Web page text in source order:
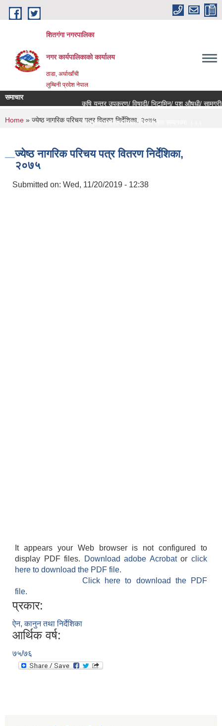
Skip to main content
शितगंगा नगरपालिका
नगर कार्यपालिकाकाे कार्यालय
ठाडा, अर्घाखाँची
लुम्बिनी प्रदेश नेपाल
समाचार
कृषि यन्त्र उपकरण/ विषादी/ भिटामिन/ पशु औषधी/
नि:शुल्क मनोसामाजिक परामर्श सेवा सम्बन्धमा ।।।
You are here
Home » ज्येष्ठ नागरिक परिचय पत्र वितरण निर्देशिका, २०७५
ज्येष्ठ नागरिक परिचय पत्र वितरण निर्देशिका,
२०७५
Submitted on: Wed, 11/20/2019 - 12:38
It appears your Web browser is not configured to
display PDF files.
Download adobe Acrobatorclick
here to download the PDF file.
Click here to download the PDF
file.
प्रकार:
ऐन, कानुन तथा निर्देशिका
आर्थिक वर्ष:
७५/७६